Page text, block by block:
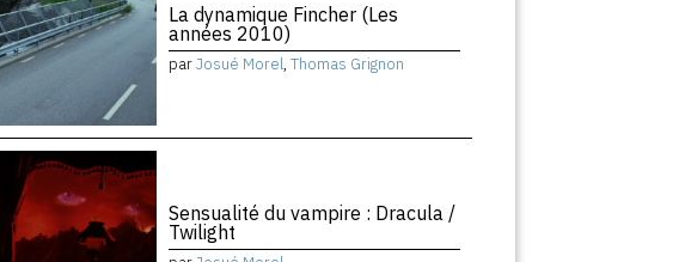
La dynamique Fincher (Les
années 2010)
parJosué Morel, Thomas Grignon
Sensualité du vampire : Dracula /
Twilight